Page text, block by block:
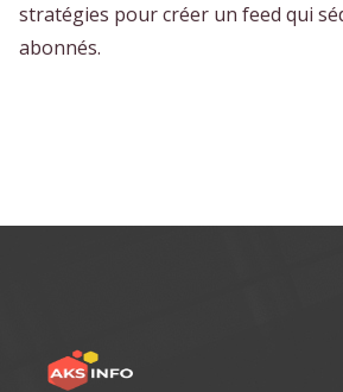
stratégies pour créer un feed qui
abonnés.